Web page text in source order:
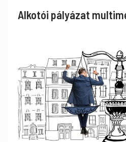
Alkotói pályázat